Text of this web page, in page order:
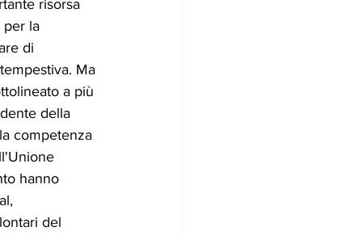
risorsa
per la
di
Ma
a più
della
competenza
hanno
del